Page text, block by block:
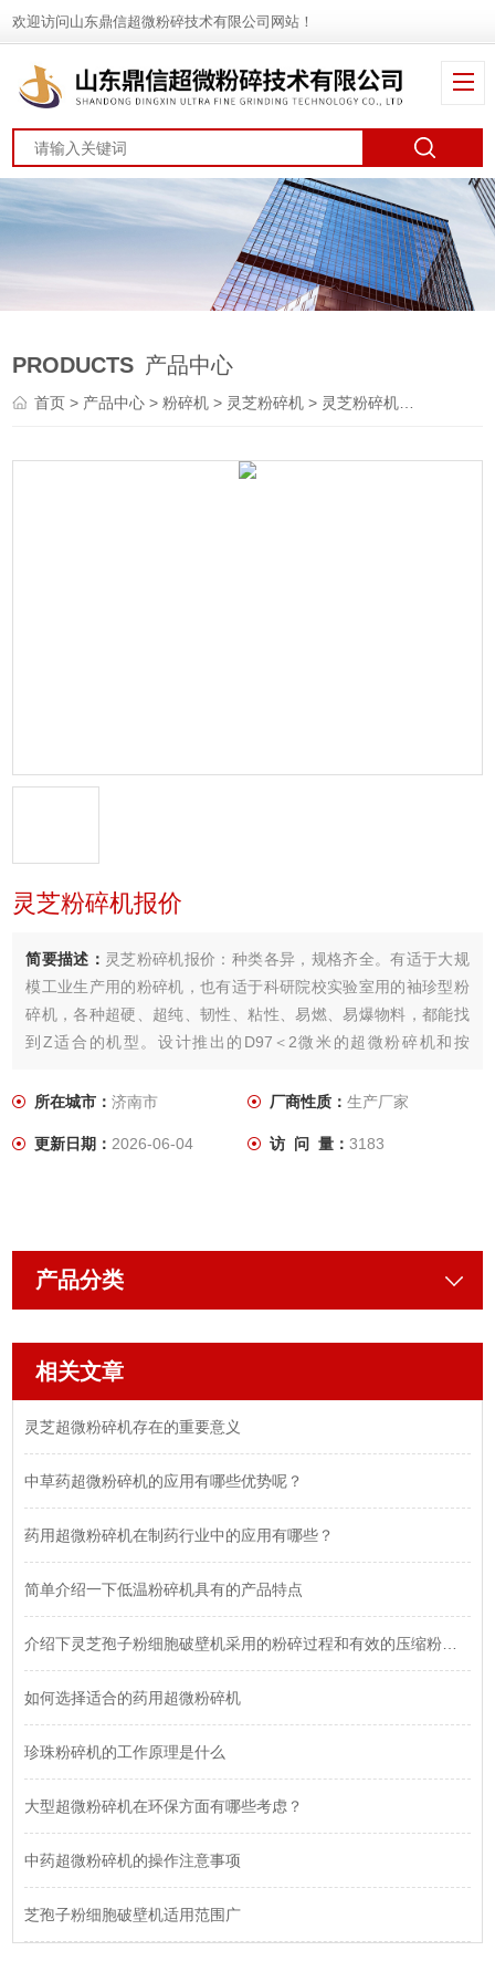
欢迎访问山东鼎信超微粉碎技术有限公司网站！
PRODUCTS 产品中心
首页> 产品中心 >粉碎机 > 灵芝粉碎机 > 灵芝粉碎机报价
灵芝粉碎机报价
简要描述： 灵芝粉碎机报价：种类各异，规格齐全。有适于大规
模工业生产用的粉碎机，也有适于科研院校实验室用的袖珍型粉
碎机，各种超硬、超纯、韧性、粘性、易燃、易爆物料，都能找
到Z适合的机型。设计推出的D97＜2微米的超微粉碎机和按
良水平。
所在城市：济南市 厂商性质： 生产厂家
更新日期：2026-06-04 访 问 量： 3183
产品分类
相关文章
灵芝超微粉碎机存在的重要意义
中草药超微粉碎机的应用有哪些优势呢？
药用超微粉碎机在制药行业中的应用有哪些？
简单介绍一下低温粉碎机具有的产品特点
介绍下灵芝孢子粉细胞破壁机采用的粉碎过程和有效的压缩粉碎方式
如何选择适合的药用超微粉碎机
珍珠粉碎机的工作原理是什么
大型超微粉碎机在环保方面有哪些考虑？
中药超微粉碎机的操作注意事项
芝孢子粉细胞破壁机适用范围广